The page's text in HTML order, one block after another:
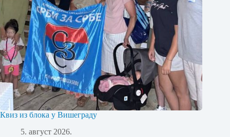
Квиз из блока у Вишеграду
5. август 2026.